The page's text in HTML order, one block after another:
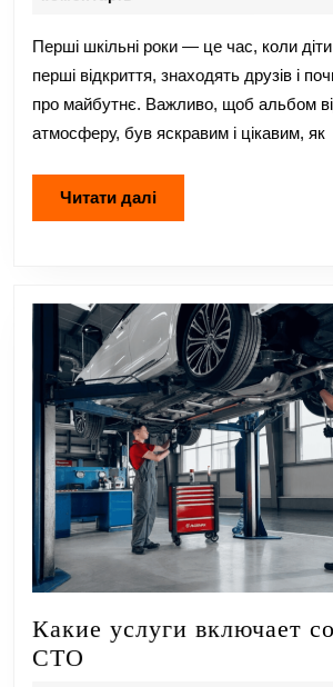
Перші шкільні роки — це час, коли
перші відкриття, знаходять друзів і
про майбутнє. Важливо, щоб альбом
атмосферу, був яскравим і цікавим, як
Читати даліЧитати
далі
Какие услуги включает
СТО